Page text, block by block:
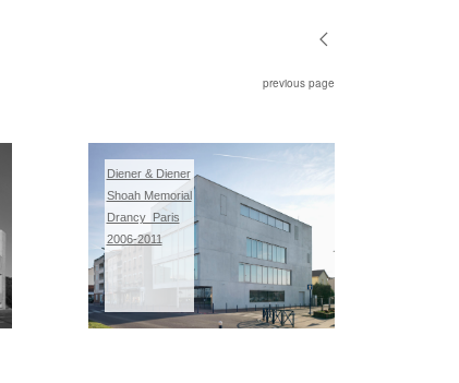
previous page
Diener & Diener
Shoah Memorial
Drancy_Paris
2006-2011